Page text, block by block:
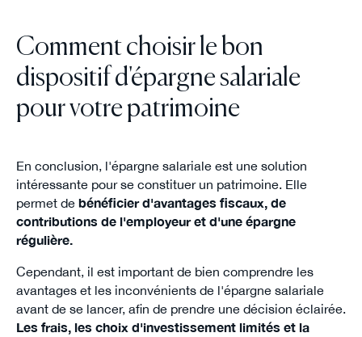
Comment choisir le bon
dispositif d'épargne salariale
pour votre patrimoine
En conclusion, l'épargne salariale est une solution
intéressante pour se constituer un patrimoine. Elle
permet debénéficier d'avantages fiscaux, de
contributions de l'employeur et d'une épargne
régulière.
Cependant, il est important de bien comprendre les
avantages et les inconvénients de l'épargne salariale
avant de se lancer, afin de prendre une décision éclairée.
Les frais, les choix d'investissement limités et la